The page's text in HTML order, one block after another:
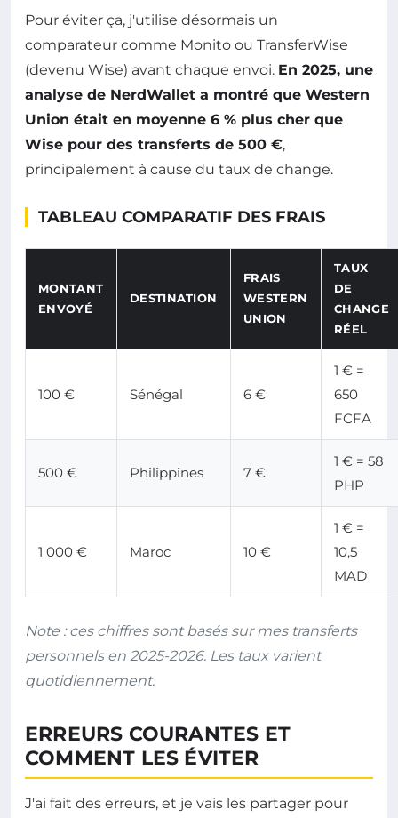
Pour éviter ça, j'utilise désormais un
comparateur comme Monito ou TransferWise
(devenu Wise) avant chaque envoi. En 2025, une
analyse de NerdWallet a montré que Western
Union était en moyenne 6 % plus cher que
Wise pour des transferts de 500 €,
principalement à cause du taux de change.
TABLEAU COMPARATIF DES FRAIS
MONTANT
ENVOYÉ
DESTINATION
FRAIS
WESTERN
UNION
TAUX
DE
CHANGE
RÉEL
100 € Sénégal 6 €
1 € =
650
FCFA
500 € Philippines 7 €
1 € = 58
PHP
1 000 € Maroc 10 €
1 € =
10,5
MAD
Note : ces chiffres sont basés sur mes transferts
personnels en 2025-2026. Les taux varient
quotidiennement.
ERREURS COURANTES ET
COMMENT LES ÉVITER
J'ai fait des erreurs, et je vais les partager pour